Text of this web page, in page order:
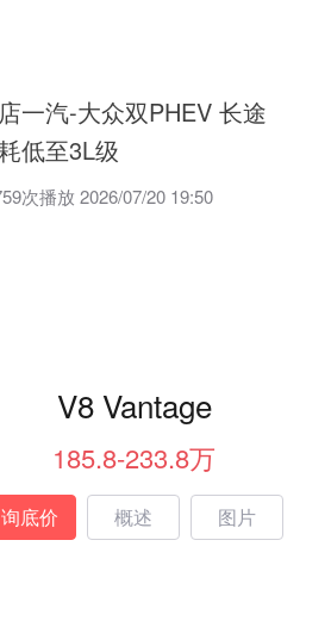
一汽-大众双PHEV 长途
低至3L级
次播放 2026/07/20 19:50
V8 Vantage
185.8-233.8万
询底价 概述 图片